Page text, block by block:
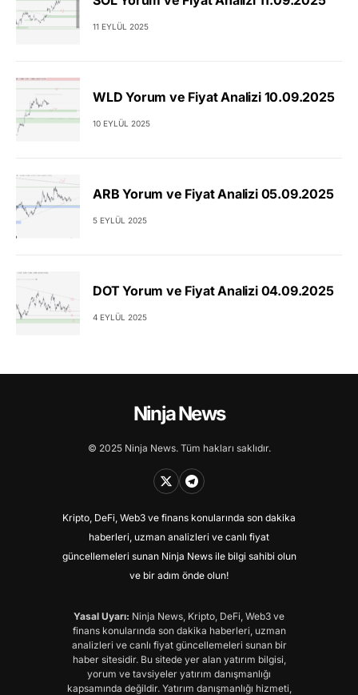
11 EYLÜL 2025
WLD Yorum ve Fiyat Analizi 10.09.2025
10 EYLÜL 2025
ARB Yorum ve Fiyat Analizi 05.09.2025
5 EYLÜL 2025
DOT Yorum ve Fiyat Analizi 04.09.2025
4 EYLÜL 2025
Ninja News
© 2025 Ninja News. Tüm hakları saklıdır.
Kripto, DeFi, Web3 ve finans konularında son dakika
haberleri, uzman analizleri ve canlı fiyat
güncellemeleri sunan Ninja News ile bilgi sahibi olun
ve bir adım önde olun!
Yasal Uyarı: Ninja News, Kripto, DeFi, Web3 ve
finans konularında son dakika haberleri, uzman
analizleri ve canlı fiyat güncellemeleri sunan bir
haber sitesidir. Bu sitede yer alan yatırım bilgisi,
yorum ve tavsiyeler yatırım danışmanlığı
kapsamında değildir. Yatırım danışmanlığı hizmeti,